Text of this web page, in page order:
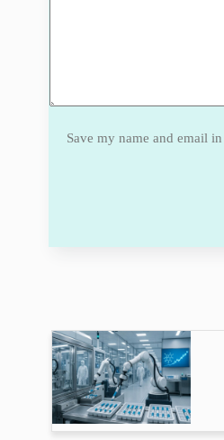
Save my name and email